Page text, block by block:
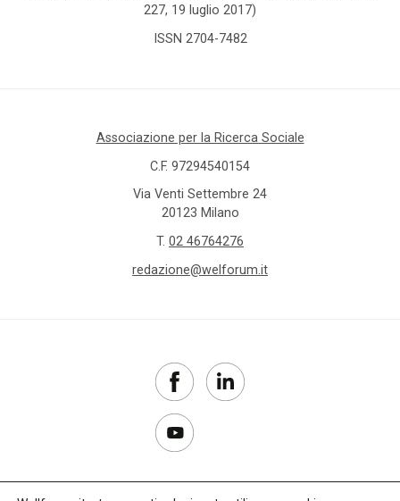
227, 19 luglio 2017)
ISSN 2704-7482
Associazione per la Ricerca Sociale
C.F. 97294540154
Via Venti Settembre 24
20123 Milano
T. 02 46764276
redazione@welforum.it